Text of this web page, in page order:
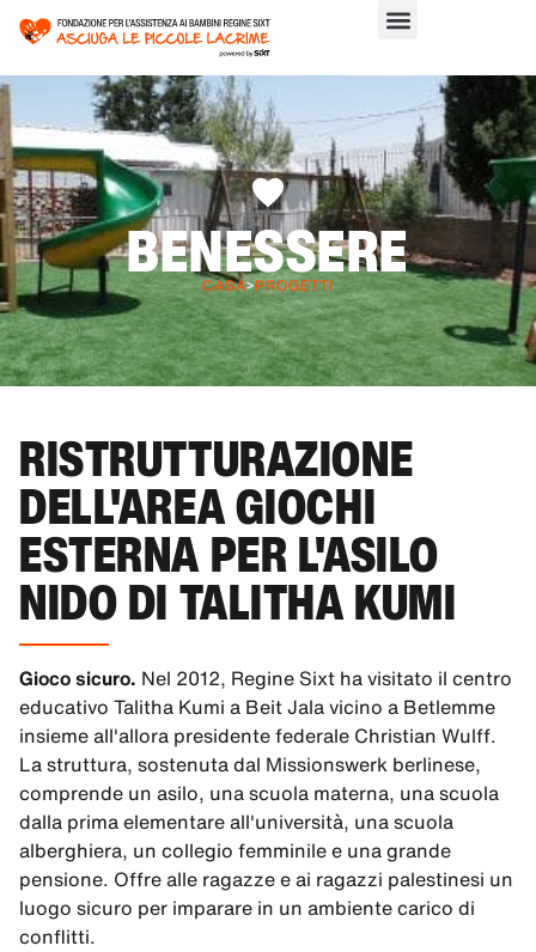
BENESSERE
CASA>PROGETTI
RISTRUTTURAZIONE
DELL'AREA GIOCHI
ESTERNA PER L'ASILO
NIDO DI TALITHA KUMI
Gioco sicuro. Nel 2012, Regine Sixt ha visitato il centro
educativo Talitha Kumi a Beit Jala vicino a Betlemme
insieme all'allora presidente federale Christian Wulff.
La struttura, sostenuta dal Missionswerk berlinese,
comprende un asilo, una scuola materna, una scuola
dalla prima elementare all'università, una scuola
alberghiera, un collegio femminile e una grande
pensione. Offre alle ragazze e ai ragazzi palestinesi un
luogo sicuro per imparare in un ambiente carico di
conflitti.